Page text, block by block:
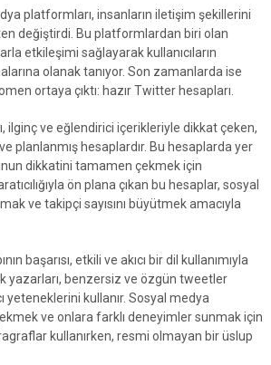
platformları, insanların iletişim şekillerini
değiştirdi. Bu platformlardan biri olan
etkileşimi sağlayarak kullanıcıların
olanak tanıyor. Son zamanlarda ise
ortaya çıktı: hazır Twitter hesapları.
ilginç ve eğlendirici içerikleriyle dikkat çeken,
planlanmış hesaplardır. Bu hesaplarda yer
dikkatini tamamen çekmek için
ön plana çıkan bu hesaplar, sosyal
ve takipçi sayısını büyütmek amacıyla
başarısı, etkili ve akıcı bir dil kullanımıyla
yazarları, benzersiz ve özgün tweetler
yeteneklerini kullanır. Sosyal medya
çekmek ve onlara farklı deneyimler sunmak için
kullanırken, resmi olmayan bir üslup